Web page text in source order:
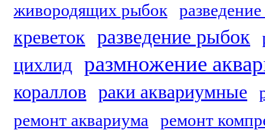
живородящих рыбок
креветок разведение рыбок
цихлид размножение
кораллов раки аквариумные
ремонт аквариума
ремонт